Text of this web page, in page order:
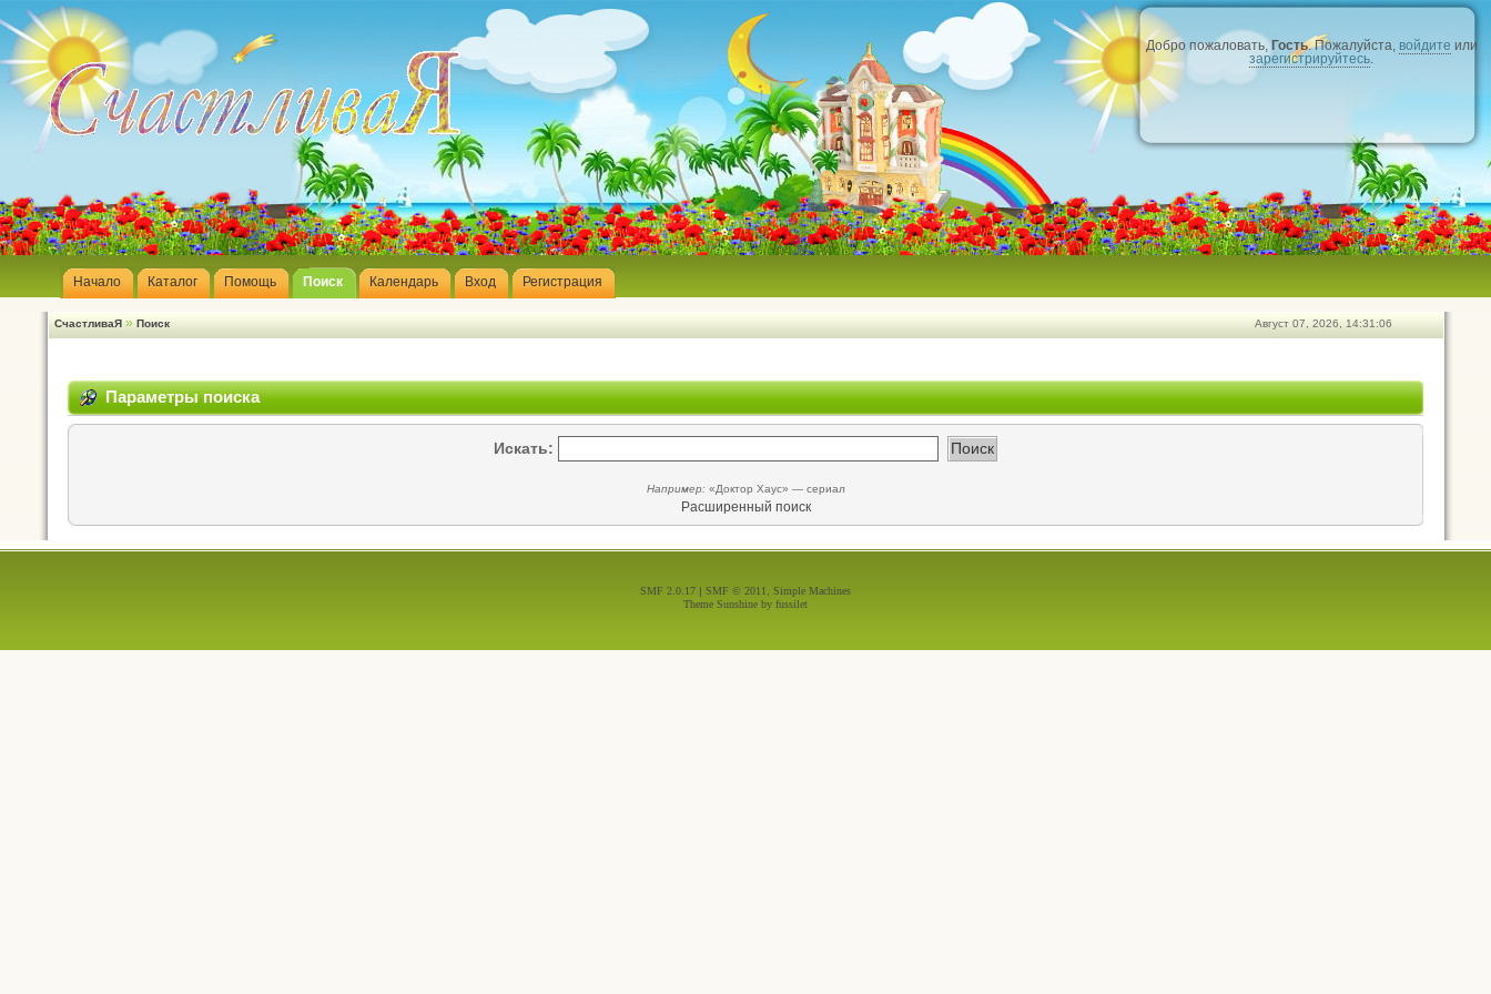
Добро пожаловать,Гость. Пожалуйста, войдите или
зарегистрируйтесь.
Начало Каталог Помощь Поиск Календарь Вход Регистрация
Август 07, 2026, 14:31:06
СчастливаЯ » Поиск
Параметры поиска
Искать:
Например: «Доктор Хаус» — сериал
Расширенный поиск
SMF 2.0.17 | SMF © 2011, Simple Machines
Theme Sunshine by fussilet